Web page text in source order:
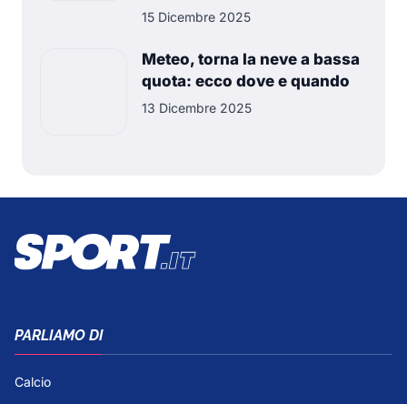
15 Dicembre 2025
Meteo, torna la neve a bassa
quota: ecco dove e quando
13 Dicembre 2025
PARLIAMO DI
Calcio